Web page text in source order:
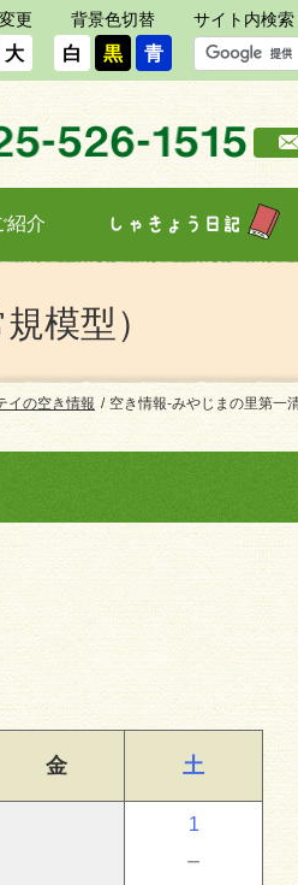
更
大
背景色切替
白 黒 青
サイト内検索
紹介 しゃきょう日記
模型）
イの空き情報 空き情報-みやじまの里第一
金 土
1
－